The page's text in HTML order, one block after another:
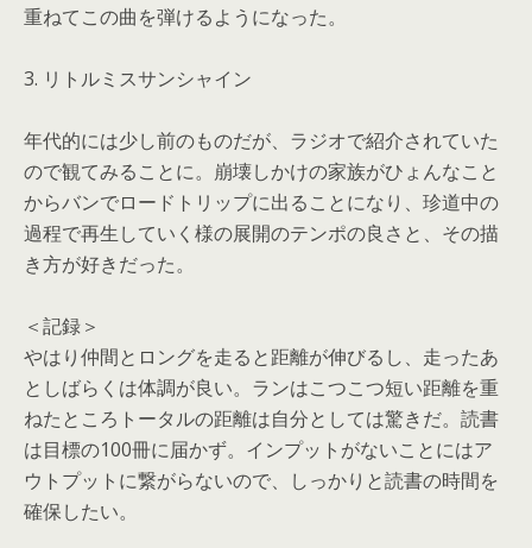
重ねてこの曲を弾けるようになった。
3. リトルミスサンシャイン
年代的には少し前のものだが、ラジオで紹介されていた
ので観てみることに。崩壊しかけの家族がひょんなこと
からバンでロードトリップに出ることになり、珍道中の
過程で再生していく様の展開のテンポの良さと、その描
き方が好きだった。
＜記録＞
やはり仲間とロングを走ると距離が伸びるし、走ったあ
としばらくは体調が良い。ランはこつこつ短い距離を重
ねたところトータルの距離は自分としては驚きだ。読書
は目標の100冊に届かず。インプットがないことにはア
ウトプットに繋がらないので、しっかりと読書の時間を
確保したい。